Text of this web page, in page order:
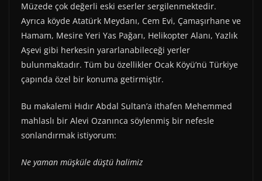
Müzede çok değerli eski eserler sergilenmektedir.
Ayrıca köyde Atatürk Meydanı, Cem Evi, Çamaşırhane ve
Hamam, Mesire Yeri Yas Pağarı, Helikopter Alanı, Yazlık
Aşevi gibi herkesin yararlanabileceği yerler
bulunmaktadır. Tüm bu özellikler Ocak Köyü’nü Türkiye
çapında özel bir konuma getirmiştir.
Bu makalemi Hıdır Abdal Sultan’a ithafen Mehemmed
mahlaslı bir Alevi Ozanınca söylenmiş bir nefesle
sonlandırmak istiyorum:
Ne yaman müşküle düştü halimiz